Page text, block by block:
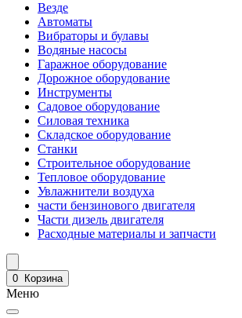
Везде
Автоматы
Вибраторы и булавы
Водяные насосы
Гаражное оборудование
Дорожное оборудование
Инструменты
Садовое оборудование
Силовая техника
Складское оборудование
Станки
Строительное оборудование
Тепловое оборудование
Увлажнители воздуха
части бензинового двигателя
Части дизель двигателя
Расходные материалы и запчасти
0 Корзина
Меню